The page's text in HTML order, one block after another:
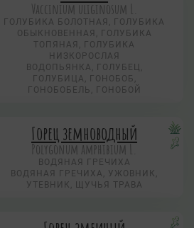
Vaccinium uliginosum L.
ГОЛУБИКА БОЛОТНАЯ, ГОЛУБИКА
ОБЫКНОВЕННАЯ, ГОЛУБИКА
ТОПЯНАЯ, ГОЛУБИКА
НИЗКОРОСЛАЯ
ВОДОПЬЯНКА, ГОЛУБЕЦ,
ГОЛУБИЦА, ГОНОБОБ,
ГОНОБОБЕЛЬ, ГОНОБОЙ
Горец земноводный
Polygonum amphibium L.
ВОДЯНАЯ ГРЕЧИХА
ВОДЯНАЯ ГРЕЧИХА, УЖОВНИК,
УТЕВНИК, ЩУЧЬЯ ТРАВА